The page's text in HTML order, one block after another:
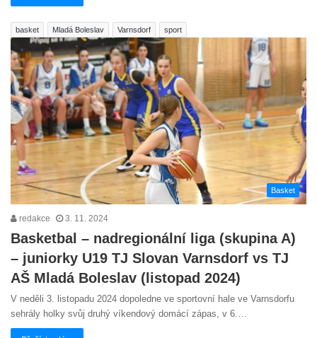
basket Mladá Boleslav Varnsdorf sport
Basket
redakce 3. 11. 2024
Basketbal – nadregionální liga (skupina A)
– juniorky U19 TJ Slovan Varnsdorf vs TJ
AŠ Mladá Boleslav (listopad 2024)
V neděli 3. listopadu 2024 dopoledne ve sportovní hale ve Varnsdorfu
sehrály holky svůj druhý víkendový domácí zápas, v 6.…